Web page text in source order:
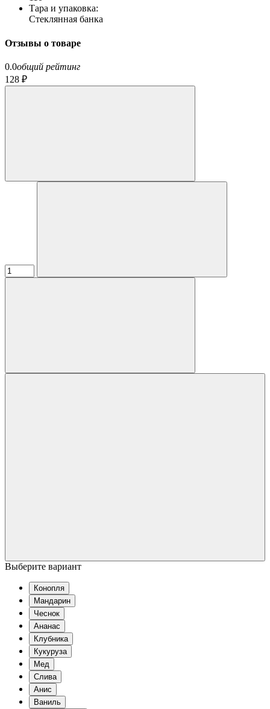
Тара и упаковка:
Стеклянная банка
Отзывы о товаре
0.0общий рейтинг
128 ₽
Выберите вариант
Конопля
Мандарин
Чеснок
Ананас
Клубника
Кукуруза
Мед
Слива
Анис
Ваниль